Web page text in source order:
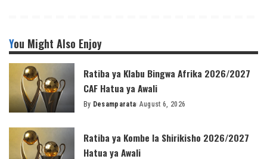
You Might Also Enjoy
Ratiba ya Klabu Bingwa Afrika 2026/2027
CAF Hatua ya Awali
Posted
By Desamparata August 6, 2026
Ratiba ya Kombe la Shirikisho 2026/2027
Hatua ya Awali